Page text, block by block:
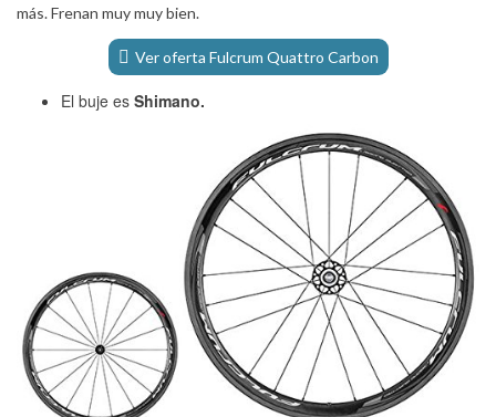
más. Frenan muy muy bien.
Ver oferta Fulcrum Quattro Carbon
El buje es Shimano.